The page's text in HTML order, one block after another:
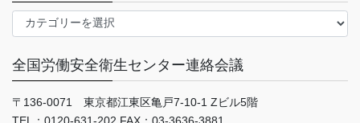
テ
リ
ー
全国労働安全衛生センター連絡会議
〒136-0071 東京都江東区亀戸7-10-1 Zビル5階